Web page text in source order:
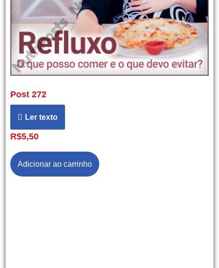
Post 272
Ler texto
R$5,50
Adicionar ao carrinho